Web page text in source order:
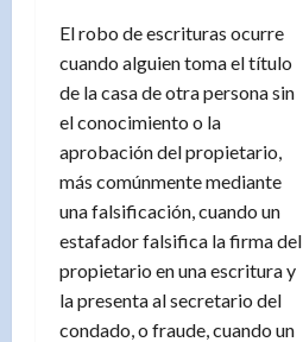
El robo de escrituras ocurre
cuando alguien toma el título
de la casa de otra persona sin
el conocimiento o la
aprobación del propietario,
más comúnmente mediante
una falsificación, cuando un
estafador falsifica la firma del
propietario en una escritura y
la presenta al secretario del
condado, o fraude, cuando un